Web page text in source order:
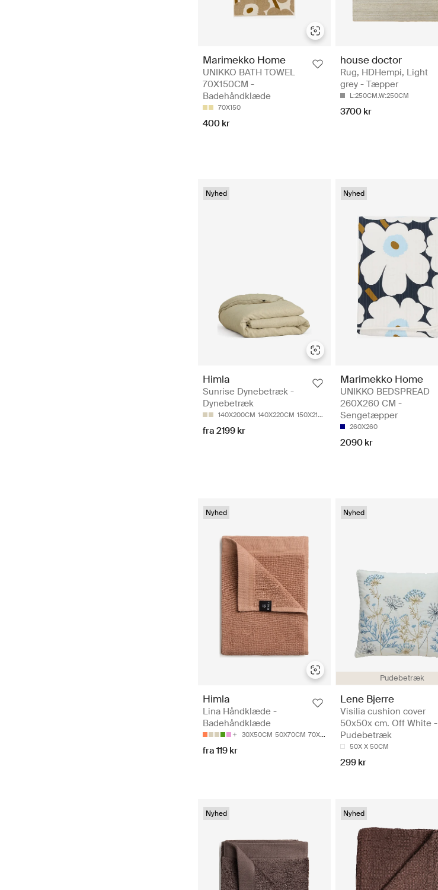
Marimekko Home
UNIKKO BATH TOWEL
70X150CM -
Badehåndklæde
70X150
400 kr
house doctor
Rug, HDHempi, Light
grey - Tæpper
L:250CM.W:250CM
3700 kr
Nyhed
Himla
Sunrise Dynebetræk -
Dynebetræk
140X200CM 140X220CM 150X210CM 220X220CM
fra 2199 kr
Nyhed
Marimekko Home
UNIKKO BEDSPREAD
260X260 CM -
Sengetæpper
260X260
2090 kr
Nyhed
Himla
Lina Håndklæde -
Badehåndklæde
30X50CM 50X70CM 70X140CM 100X150CM
fra 119 kr
Pudebetræk
Nyhed
Lene Bjerre
Visilia cushion cover
50x50x cm. Off White -
Pudebetræk
50X X 50CM
299 kr
Nyhed Nyhed